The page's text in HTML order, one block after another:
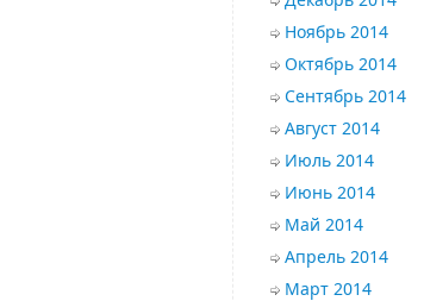
Ноябрь 2014
Октябрь 2014
Сентябрь 2014
Август 2014
Июль 2014
Июнь 2014
Май 2014
Апрель 2014
Март 2014